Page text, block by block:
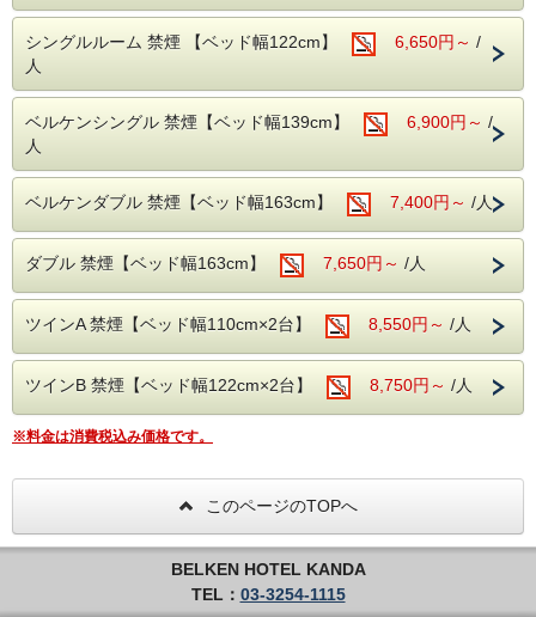
ReFaシャワーヘッド/ReFaドライヤー/全米No.1サータ社製
マットレス/プラチナノバブル水/ウルトラファインバブル＆
マイクロバブル/Wi-Fi接続無料/洗浄機付きトイレ/調整可能
な空調設備/液晶TV/ドライヤー/電気スタンド/電子ケトル/
※客室内には内線(外線)の電話機は設置しておりませんの
間のご連絡
をお願い致します。
・セキリティ上深夜0時～6時までは正面入口が閉まってい
ますので、インター
ホンにてお知らせくださいませ。（開錠にはルームカード
が必要です。）
・料金は前払い制となります。チェックイン時にご精算をお
願い致し
ます。
・当ホテルは朝食とランドリーサービスを行なっておりませ
・5,500ptで5,000円キャッシュバック
・9,750ptで10,000円キャッシュバック
・19000ptで20,000円キャッシュバック
■プラン内容
宿泊代金（税サ別）に対するポイント10%を付与♪♪
・1泊に付き1室のみ対象
■交通アクセス■
・丸の内線「淡路町駅」A2出口より徒歩1分
・JR「秋葉原」電気街口より徒歩7分
・JR「神田駅」北口、西口より徒歩6分（東京駅より1駅2
・東京メトロ「銀座線」A6出口より徒歩3分(21時以降はA4
・コンビニ徒歩10秒
■全米No.1人気のサーター社製ベッドを全室導入！
■プラチナノバブル水を全室導入！
抱擁感のある寝心地と快適空間をお約束致します！
※当館は全館禁煙となっております。
■室内設備■
全米No.1サータ社製マットレス/プラチナノバブル水/Wi-Fi接
続無料/バス/シャワー/洗浄機付きトイレ/調整可能な空調設
備/液晶TV/ドライヤー/電気スタンド/電子ケトル/綿棒/ハブラ
シ/髭剃り/ブラシ/
※客室内には内線(外線)の電話機は設置しておりませんの
で、予めご了承下さい。
シングルルーム 禁煙 【ベッド幅122cm】 6,650円～ /
人
ベルケンシングル 禁煙【ベッド幅139cm】 6,900円～ /
人
ベルケンダブル 禁煙【ベッド幅163cm】 7,400円～ /人
ダブル 禁煙【ベッド幅163cm】 7,650円～ /人
ツインA 禁煙【ベッド幅110cm×2台】 8,550円～ /人
ツインB 禁煙【ベッド幅122cm×2台】 8,750円～ /人
※料金は消費税込み価格です。
このページのTOPへ
BELKEN HOTEL KANDA
TEL： 03-3254-1115